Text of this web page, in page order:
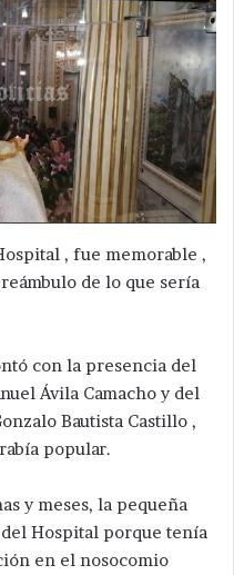
, fue memorable ,
de lo que sería
con la presencia del
Ávila Camacho y del
Bautista Castillo ,
popular.
y meses, la pequeña
Hospital porque tenía
en el nosocomio